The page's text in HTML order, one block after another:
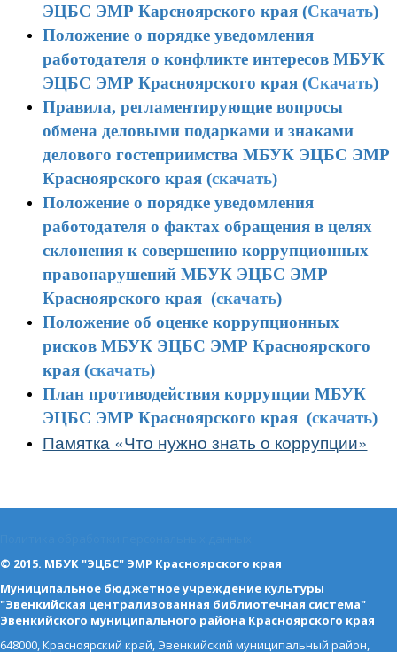
ЭЦБС ЭМР Карсноярского края (Скачать)
Положение о порядке уведомления
работодателя о конфликте интересов МБУК
ЭЦБС ЭМР Красноярского края (Скачать)
Правила, регламентирующие вопросы
обмена деловыми подарками и знаками
делового гостеприимства МБУК ЭЦБС ЭМР
Красноярского края(скачать)
Положение о порядке уведомления
работодателя о фактах обращения в целях
склонения к совершению коррупционных
правонарушений МБУК ЭЦБС ЭМР
Красноярского края (скачать)
Положение об оценке коррупционных
рисков МБУК ЭЦБС ЭМР Красноярского
края (скачать)
План противодействия коррупции МБУК
ЭЦБС ЭМР Красноярского края (скачать)
Памятка «Что нужно знать о коррупции»
© 2015. МБУК "ЭЦБС" ЭМР Красноярского края
Муниципальное бюджетное учреждение культуры
"Эвенкийская централизованная библиотечная система"
Эвенкийского муниципального района Красноярского края
648000, Красноярский край, Эвенкийский муниципальный район,